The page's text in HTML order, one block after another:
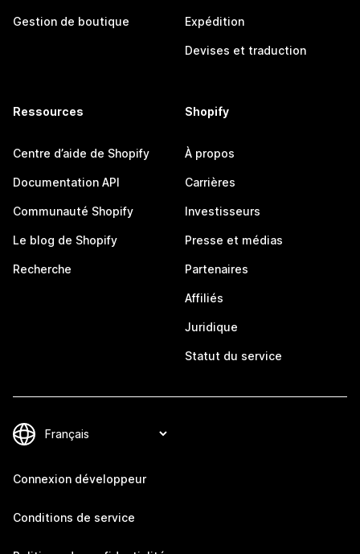
Gestion de boutique Expédition
Devises et traduction
Ressources
Centre d’aide de Shopify
Documentation API
Communauté Shopify
Le blog de Shopify
Recherche
Shopify
À propos
Carrières
Investisseurs
Presse et médias
Partenaires
Affiliés
Juridique
Statut du service
Connexion développeur
Conditions de service